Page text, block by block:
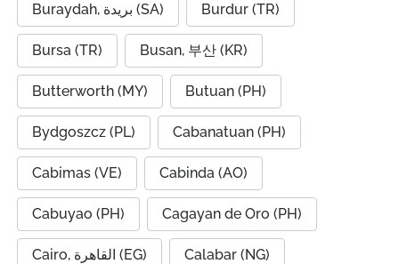
Buraydah, بريدة (SA) Burdur (TR)
Bursa (TR) Busan, 부산 (KR)
Butterworth (MY) Butuan (PH)
Bydgoszcz (PL) Cabanatuan (PH)
Cabimas (VE) Cabinda (AO)
Cabuyao (PH) Cagayan de Oro (PH)
Cairo, القاهرة (EG) Calabar (NG)